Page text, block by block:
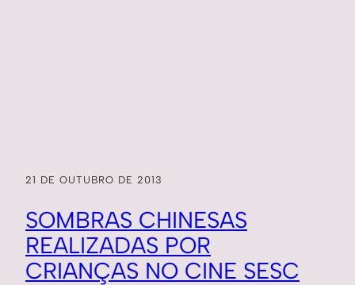
21 DE OUTUBRO DE 2013
SOMBRAS CHINESAS
REALIZADAS POR
CRIANÇAS NO CINE SESC